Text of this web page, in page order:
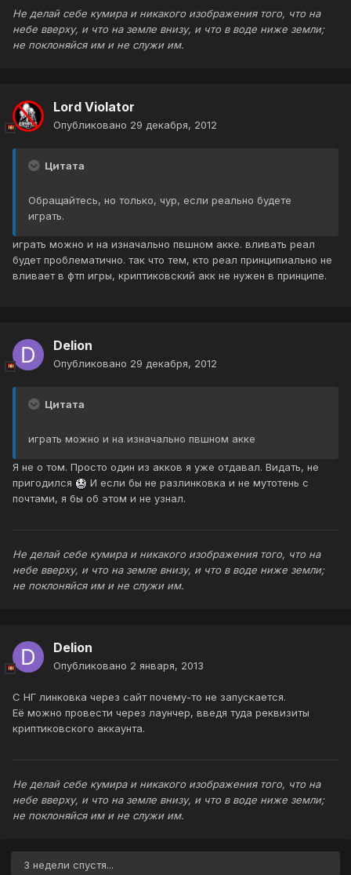
Не делай себе кумира и никакого изображения того, что на
небе вверху, и что на земле внизу, и что в воде ниже земли;
не поклоняйся им и не служи им.
Lord Violator
Опубликовано 29 декабря, 2012
Цитата
Обращайтесь, но только, чур, если реально будете
играть.
играть можно и на изначально пвшном акке. вливать реал
будет проблематично. так что тем, кто реал принципиально не
вливает в фтп игры, криптиковский акк не нужен в принципе.
Delion
Опубликовано 29 декабря, 2012
Цитата
играть можно и на изначально пвшном акке
Я не о том. Просто один из акков я уже отдавал. Видать, не
пригодился
И если бы не разлинковка и не мутотень с
почтами, я бы об этом и не узнал.
Не делай себе кумира и никакого изображения того, что на
небе вверху, и что на земле внизу, и что в воде ниже земли;
не поклоняйся им и не служи им.
Delion
Опубликовано 2 января, 2013
С НГ линковка через сайт почему-то не запускается.
Её можно провести через лаунчер, введя туда реквизиты
криптиковского аккаунта.
Не делай себе кумира и никакого изображения того, что на
небе вверху, и что на земле внизу, и что в воде ниже земли;
не поклоняйся им и не служи им.
3 недели спустя...